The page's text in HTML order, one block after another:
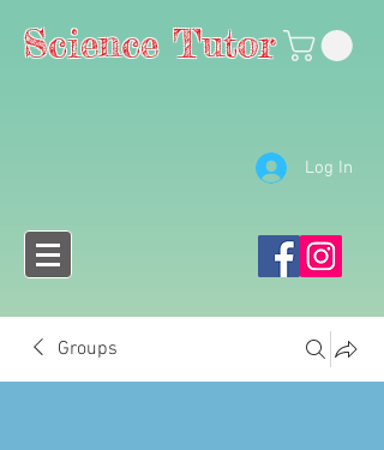
Science Tutor
Log In
Groups